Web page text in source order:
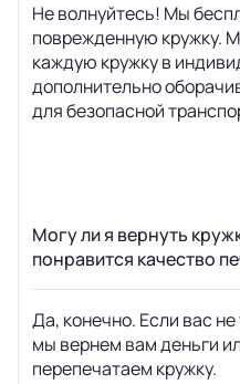
Не волнуйтесь! Мы
поврежденную кружку.
каждую кружку в
дополнительно
для безопасной
Могу ли я вернуть
понравится качество
Да, конечно. Если вас
мы вернем вам деньги
перепечатаем кружку.